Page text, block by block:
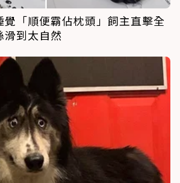
覺「順便霸佔枕頭」飼主直擊全
滑到太自然